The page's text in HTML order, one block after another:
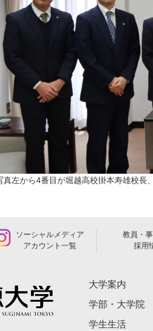
真左から4番目が堀越高校掛本寿雄校長
ソーシャルメディア
アカウント一覧
教員・
採用
大学案内
学部・大学院
学生生活